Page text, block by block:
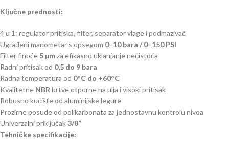
Ključne prednosti:
4 u 1: regulator pritiska, filter, separator vlage i podmazivač
Ugrađeni manometar s opsegom 0–10 bara / 0–150 PSI
Filter finoće 5 µmza efikasno uklanjanje nečistoća
Radni pritisak od 0,5 do 9 bara
Radna temperatura od 0°C do +60°C
Kvalitetne NBR brtve otporne na ulja i visoki pritisak
Robusno kućište od aluminijske legure
Prozirne posude od polikarbonata za jednostavnu kontrolu nivoa
Univerzalni priključak3/8”
Tehničke specifikacije: